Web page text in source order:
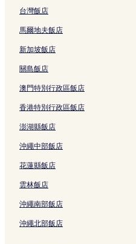
台灣飯店
馬爾地夫飯店
新加坡飯店
關島飯店
澳門特別行政區飯店
香港特別行政區飯店
澎湖縣飯店
沖繩中部飯店
花蓮縣飯店
雲林飯店
沖繩南部飯店
沖繩北部飯店